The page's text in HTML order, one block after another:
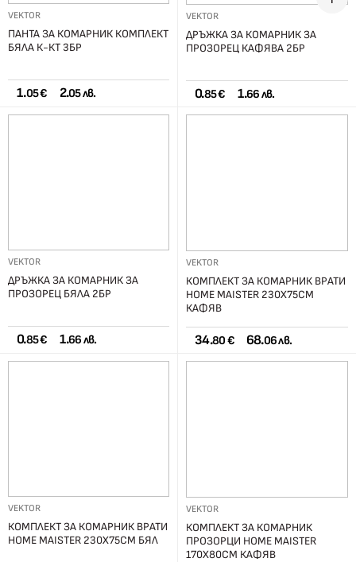
VEKTOR
ПАНТА ЗА КОМАРНИК КОМПЛЕКТ
БЯЛА К-КТ 3БР
1.05 € 2.05 лв.
VEKTOR
ДРЪЖКА ЗА КОМАРНИК ЗА
ПРОЗОРЕЦ КАФЯВА 2БР
0.85 € 1.66 лв.
VEKTOR
ДРЪЖКА ЗА КОМАРНИК ЗА
ПРОЗОРЕЦ БЯЛА 2БР
0.85 € 1.66 лв.
VEKTOR
КОМПЛЕКТ ЗА КОМАРНИК ВРАТИ
HOME MAISTER 230Х75СМ
КАФЯВ
34.80 € 68.06 лв.
VEKTOR
КОМПЛЕКТ ЗА КОМАРНИК ВРАТИ
HOME MAISTER 230Х75СМ БЯЛ
VEKTOR
КОМПЛЕКТ ЗА КОМАРНИК
ПРОЗОРЦИ HOME MAISTER
170Х80СМ КАФЯВ